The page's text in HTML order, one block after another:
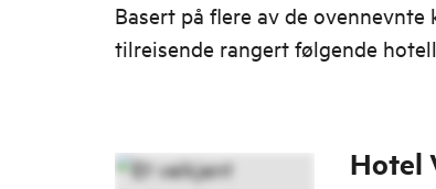
Basert på flere av de ovennevnte
tilreisende rangert følgende
Hotel